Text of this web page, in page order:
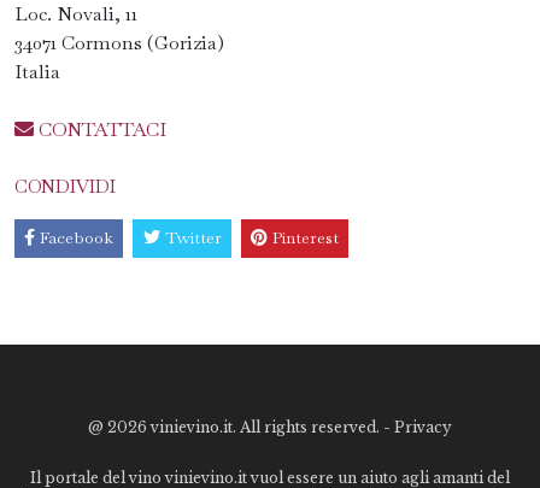
Loc. Novali, 11
34071 Cormons (Gorizia)
Italia
CONTATTACI
CONDIVIDI
Facebook Twitter Pinterest
@ 2026 vinievino.it. All rights reserved. - Privacy
Il portale del vino vinievino.it vuol essere un aiuto agli amanti del